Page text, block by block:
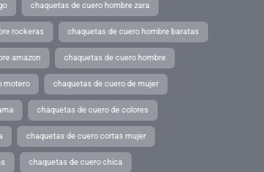
chaquetas de cuero hombre zara
rockeras chaquetas de cuero hombre baratas
amazon chaquetas de cuero hombre
motero chaquetas de cuero de mujer
chaquetas de cuero de colores
chaquetas de cuero cortas mujer
chaquetas de cuero chica